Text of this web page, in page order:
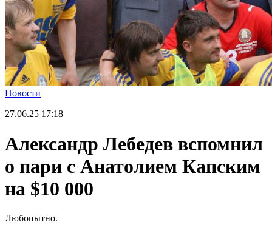
Новости
27.06.25 17:18
Александр Лебедев вспомнил
о пари с Анатолием Капским
на $10 000
Любопытно.